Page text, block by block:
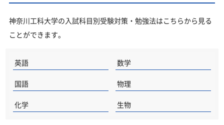
神奈川工科大学の入試科目別受験対策・勉強法はこちらから見る
ことができます。
英語 数学
国語 物理
化学 生物